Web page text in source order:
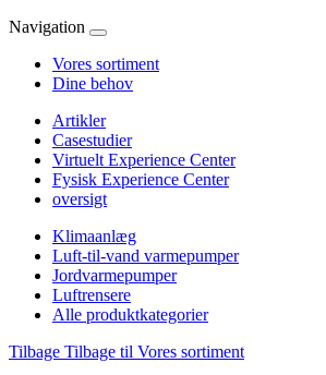
Navigation
Vores sortiment
Dine behov
Artikler
Casestudier
Virtuelt Experience Center
Fysisk Experience Center
oversigt
Klimaanlæg
Luft-til-vand varmepumper
Jordvarmepumper
Luftrensere
Alle produktkategorier
Tilbage Tilbage til Vores sortiment